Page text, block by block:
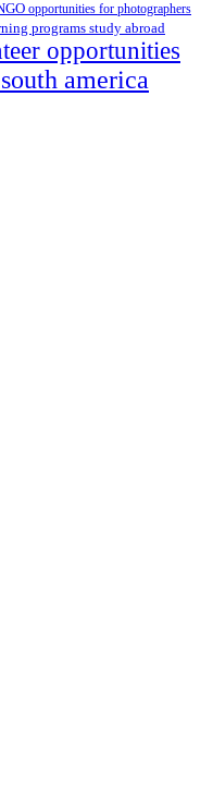
opportunities for photographers
programs study abroad
opportunities
america